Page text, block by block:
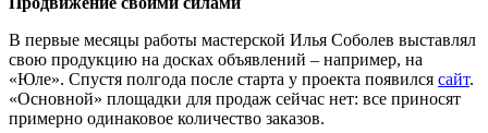
В первые месяцы работы мастерской Илья Соболев выставлял
свою продукцию на досках объявлений – например, на
«Юле». Спустя полгода после старта у проекта появился сайт.
«Основной» площадки для продаж сейчас нет: все приносят
примерно одинаковое количество заказов.